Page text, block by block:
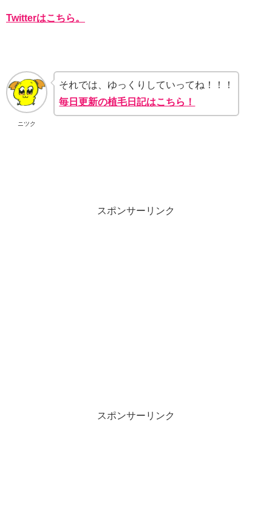
Twitterはこちら。
ニツク
それでは、ゆっくりしていってね！！！
毎日更新の植毛日記はこちら！
スポンサーリンク
スポンサーリンク